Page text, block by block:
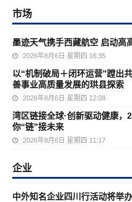
市场
墨迹天气携手西藏航空 启动高
2026年8月6日 星期四 16:35
以“机制破局＋闭环运营”蹚
善事业高质量发展的珙县探索
2026年8月6日 星期四 12:08
湾区链接全球·创新驱动健康
你“链”接未来
2026年8月6日 星期四 11:17
企业
中外知名企业四川行活动将举办